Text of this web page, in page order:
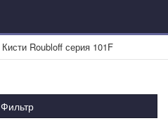
Кисти Roubloff серия 101F
Фильтр